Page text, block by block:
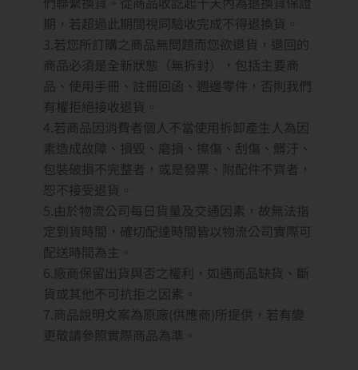
期，若超過此期間視同驗收完成不得退換貨。
3.若您所訂購之商品無問題而您欲退貨，退回的
商品必須是全新狀態（無拆封），包括主要商
品、使用手冊、註冊回函、週邊零件，否則我們
有權拒絕接收退貨。
4.若商品因消費者個人不當使用拆卸產生人為因
素造成故障、損毀、磨損、擦傷、刮傷、髒汙、
包裝破損不完整者，或是發票、附配件不齊者，
恕不接受退貨。
5.由於物流公司每日貨量及交通因素，故無法指
定到貨時間，確切配達時間皆以物流公司實際可
配送時間為主。
6.廠商保留出貨與否之權利，如遇商品缺貨、斷
貨或其他不可抗拒之因素。
7.商品說明文案為原廠(供應商)所提供，若有變
更敬請參照實際商品為準。